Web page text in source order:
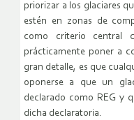
priorizar a los glaciares
estén en zonas de
como criterio central
prácticamente poner a
gran detalle, es que
oponerse a que un
declarado como REG y
dicha declaratoria.